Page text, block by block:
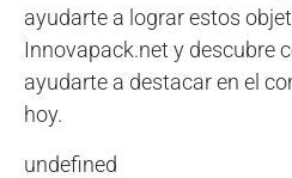
ayudarte a lograr estos
Innovapack.net y descubre
ayudarte a destacar en el
hoy.
undefined